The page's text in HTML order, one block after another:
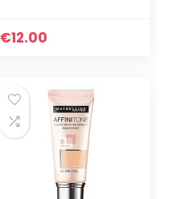
x 30 ml)
€12.00